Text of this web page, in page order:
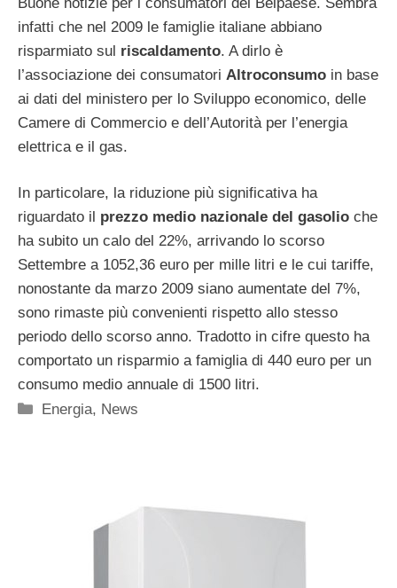
infatti che nel 2009 le famiglie italiane abbiano
risparmiato sul riscaldamento. A dirlo è
l’associazione dei consumatori Altroconsumo in base
ai dati del ministero per lo Sviluppo economico, delle
Camere di Commercio e dell’Autorità per l’energia
elettrica e il gas.
In particolare, la riduzione più significativa ha
riguardato il prezzo medio nazionale del gasolio che
ha subito un calo del 22%, arrivando lo scorso
Settembre a 1052,36 euro per mille litri e le cui tariffe,
nonostante da marzo 2009 siano aumentate del 7%,
sono rimaste più convenienti rispetto allo stesso
periodo dello scorso anno. Tradotto in cifre questo ha
comportato un risparmio a famiglia di 440 euro per un
consumo medio annuale di 1500 litri.
Categorie
Energia, News